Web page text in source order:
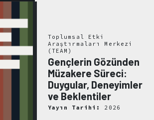
Toplumsal Etki
Araştırmaları Merkezi
(TEAM)
Gençlerin Gözünden
Müzakere Süreci:
Duygular, Deneyimler
ve Beklentiler
Yayın Tarihi: 2026